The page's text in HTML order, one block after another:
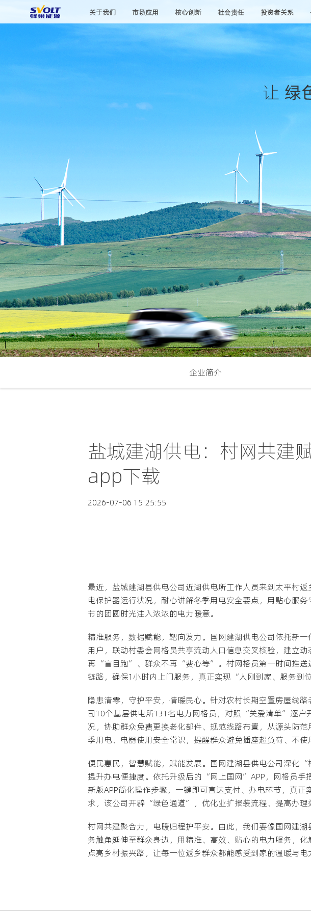
关于我们 市场应用 核心创新 社会责任 投资者关系
企业简介
盐城建湖供电：村网共建
app下载
2026-07-06 15:25:55
最近，盐城建湖县供电公司近湖供电所工作人员来到太平村
电保护器运行状况，耐心讲解冬季用电安全要点，用贴心服
节的团圆时光注入浓浓的电力暖意。
精准服务，数据赋能，靶向发力。国网建湖供电公司依托新
用户，联动村委会网格员共享流动人口信息交叉核验，建
再“盲目跑”、群众不再“费心等”。村网格员第一时间推送
链路，确保1小时内上门服务，真正实现“人刚到家、服务到
隐患清零，守护平安，情暖民心。针对农村长期空置房屋线
司10个基层供电所131名电力网格员，对照“关爱清单”逐
况，协助群众免费更换老化部件、规范线路布置，从源头防
季用电、电器使用安全常识，提醒群众避免插座超负荷、不使
便民惠民，智慧赋能，赋能发展。国网建湖县供电公司深化
提升办电便捷度。依托升级后的“网上国网”APP，网格员手
新版APP简化操作步骤，一键即可直达支付、办电环节，真
求，该公司开辟“绿色通道”，优化业扩报装流程、提高办理
村网共建聚合力，电暖归程护平安。由此，我们要像国网建
务触角延伸至群众身边，用精准、高效、贴心的电力服务，
点亮乡村振兴路，让每一位返乡群众都能感受到家的温暖与电